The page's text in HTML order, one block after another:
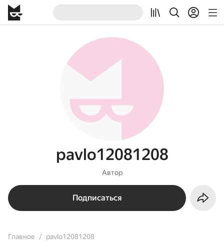
pavlo12081208
Автор
Подписаться
Главное pavlo12081208